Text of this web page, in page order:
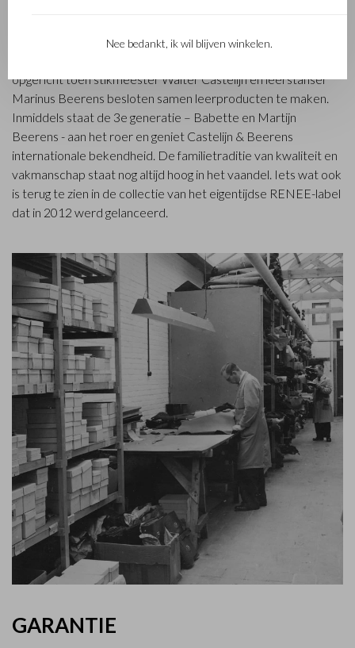
gerenommeerd familiebedrijf dat al sinds 1945 luxe
opgericht toen stikmeester Walter Castelijn en leerstanser
Marinus Beerens besloten samen leerproducten te maken.
Inmiddels staat de 3e generatie – Babette en Martijn
Beerens - aan het roer en geniet Castelijn & Beerens
internationale bekendheid. De familietraditie van kwaliteit en
vakmanschap staat nog altijd hoog in het vaandel. Iets wat ook
is terug te zien in de collectie van het eigentijdse RENEE-label
dat in 2012 werd gelanceerd.
GARANTIE
Nee bedankt, ik wil blijven winkelen.